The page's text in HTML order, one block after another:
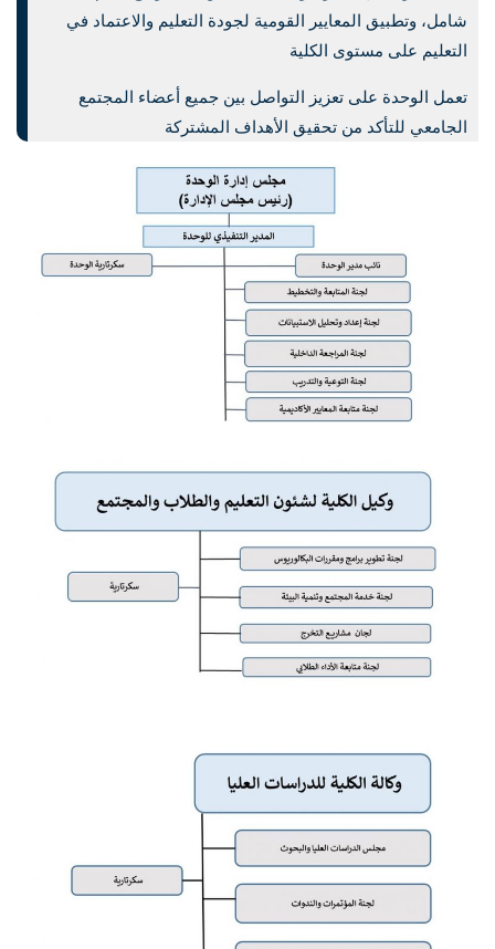
شامل، وتطبيق المعايير القومية لجودة التعليم والاعتماد في
التعليم على مستوى الكلية
تعمل الوحدة على تعزيز التواصل بين جميع أعضاء المجتمع
الجامعي للتأكد من تحقيق الأهداف المشتركة